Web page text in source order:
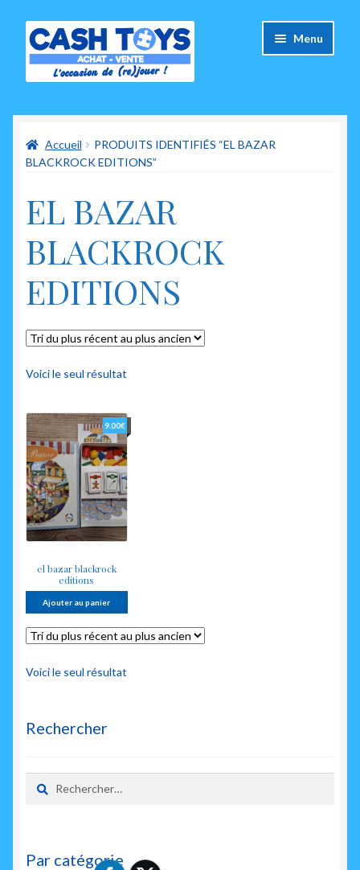
Aller
à
Aller
au
contenu
Menu
Carte Cadeau
Accueil
PRODUITS IDENTIFIÉS “EL BAZAR
BLACKROCK EDITIONS”
EL BAZAR
BLACKROCK
EDITIONS
Voici le seul résultat
el bazar blackrock
editions
9.00€
Ajouter au panier
Voici le seul résultat
Rechercher
Rechercher :
Par catégorie